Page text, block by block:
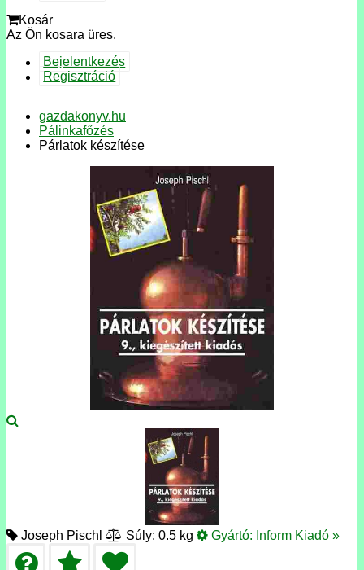
Kosár
Az Ön kosara üres.
Bejelentkezés
Regisztráció
gazdakonyv.hu
Pálinkafőzés
Párlatok készítése
Joseph Pischl Súly: 0.5 kg Gyártó: Inform Kiadó »